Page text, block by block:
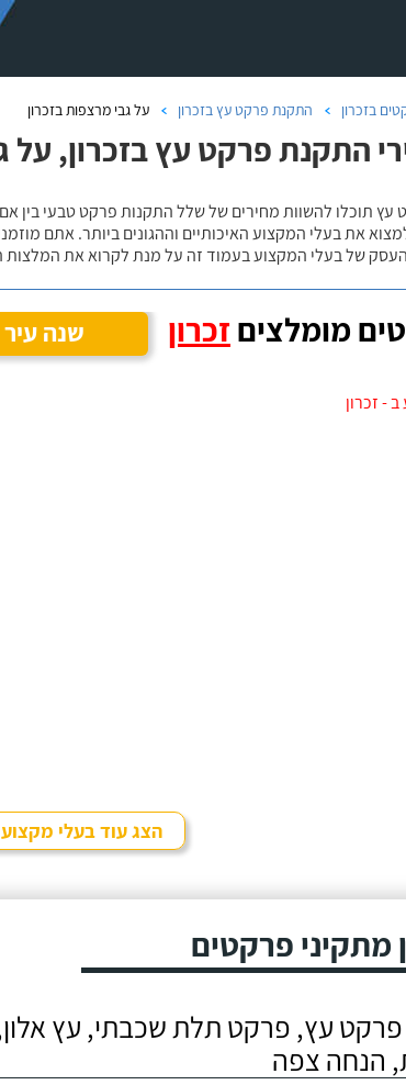
בזכרון התקנת פרקט עץ בזכרון על גבי מרצפות בזכרון
התקנת פרקט עץ בזכרון, על
עץ תוכלו להשוות מחירים של שלל התקנות פרקט טבעי בין
את בעלי המקצוע האיכותיים וההגונים ביותר. אתם
העסק של בעלי המקצוע בעמוד זה על מנת לקרוא את
מומלצים זכרון שנה עיר
- זכרון
הצג עוד בעלי מקצוע
מתקיני פרקטים
עץ, פרקט תלת שכבתי, עץ
הנחה צפה